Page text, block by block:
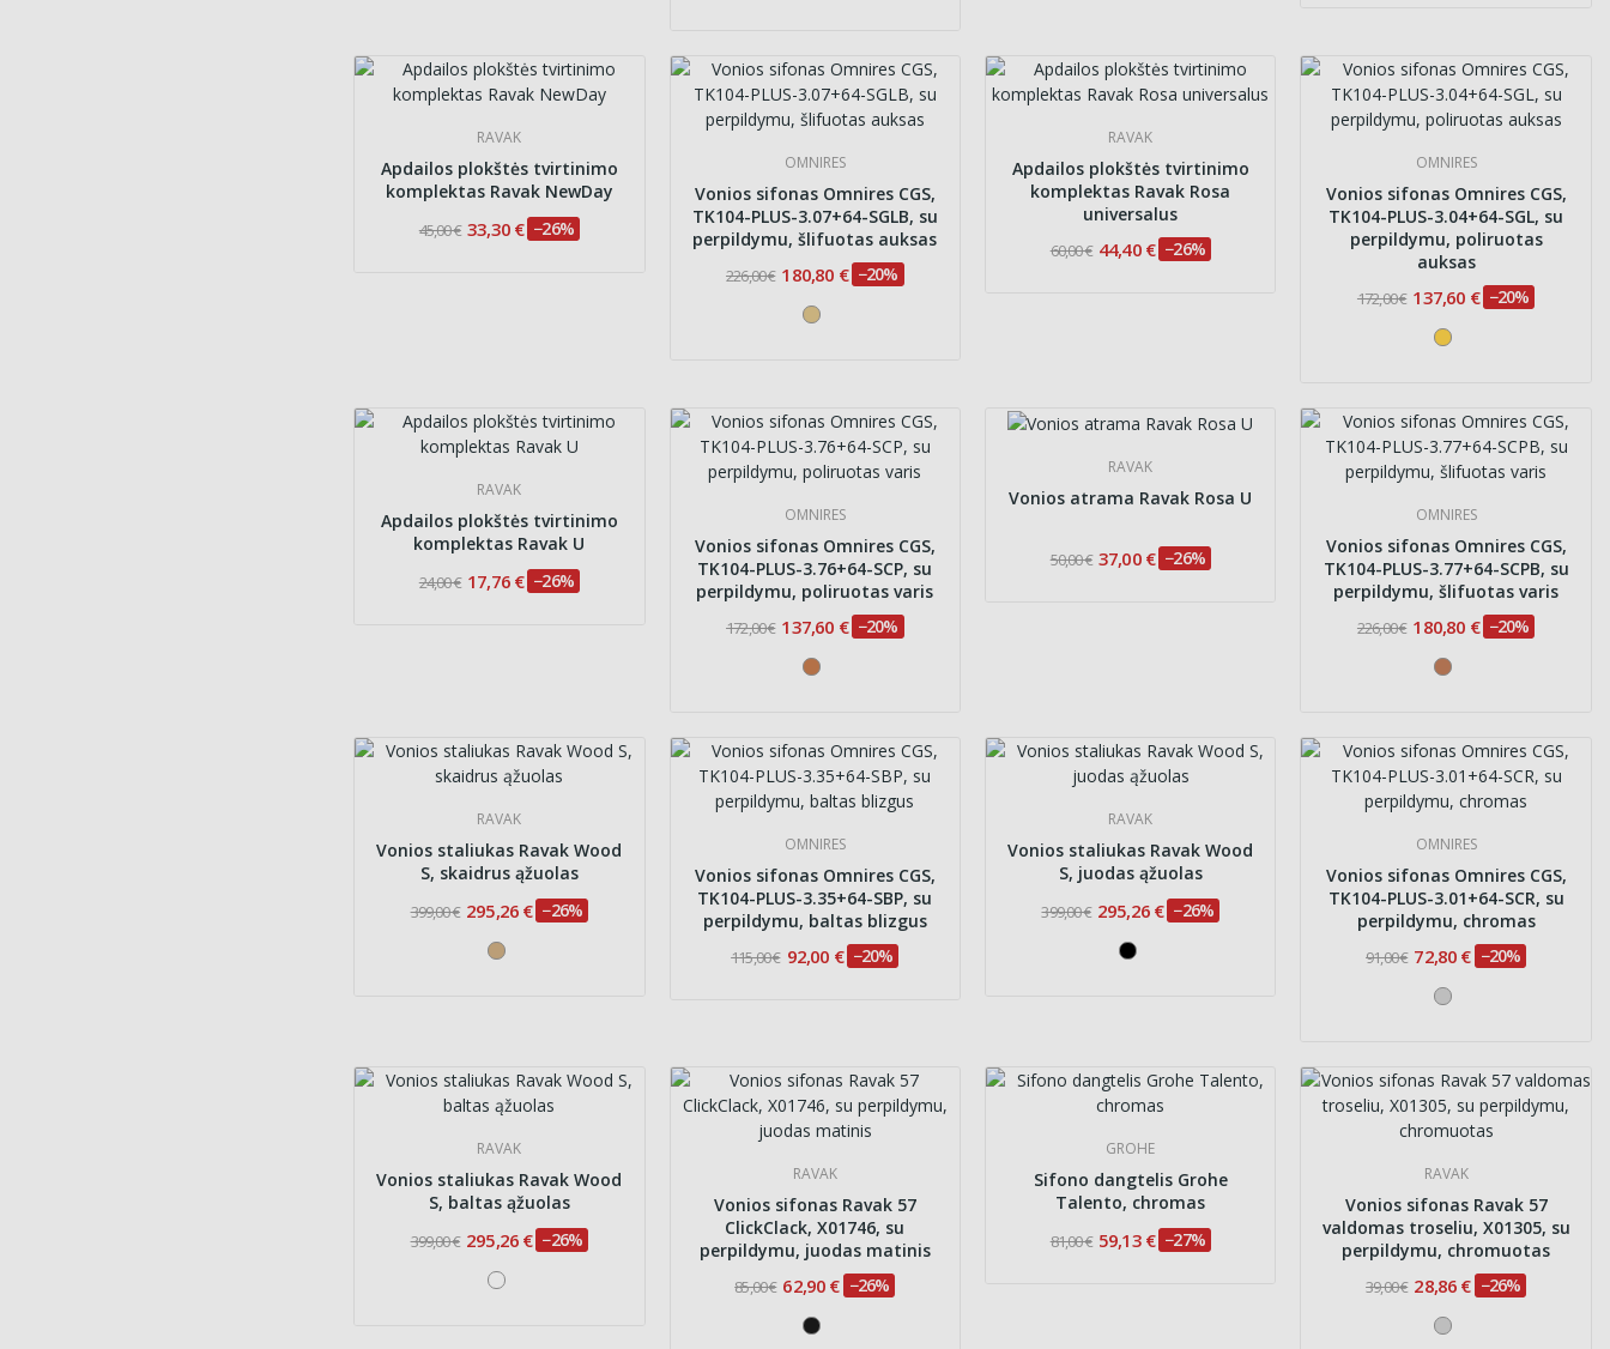
RAVAK
Apdailos plokštės tvirtinimo
komplektas Ravak NewDay
45,00 € 33,30 € −26%
OMNIRES
Vonios sifonas Omnires CGS,
TK104-PLUS-3.07+64-SGLB, su
perpildymu, šlifuotas auksas
226,00 € 180,80 € −20%
RAVAK
Apdailos plokštės tvirtinimo
komplektas Ravak Rosa
universalus
60,00 € 44,40 € −26%
OMNIRES
Vonios sifonas Omnires CGS,
TK104-PLUS-3.04+64-SGL, su
perpildymu, poliruotas
auksas
172,00 € 137,60 € −20%
RAVAK
Apdailos plokštės tvirtinimo
komplektas Ravak U
24,00 € 17,76 € −26%
OMNIRES
Vonios sifonas Omnires CGS,
TK104-PLUS-3.76+64-SCP, su
perpildymu, poliruotas varis
172,00 € 137,60 € −20%
RAVAK
Vonios atrama Ravak Rosa U
50,00 € 37,00 € −26%
OMNIRES
Vonios sifonas Omnires CGS,
TK104-PLUS-3.77+64-SCPB, su
perpildymu, šlifuotas varis
226,00 € 180,80 € −20%
RAVAK
Vonios staliukas Ravak Wood
S, skaidrus ąžuolas
399,00 € 295,26 € −26%
OMNIRES
Vonios sifonas Omnires CGS,
TK104-PLUS-3.35+64-SBP, su
perpildymu, baltas blizgus
115,00 € 92,00 € −20%
RAVAK
Vonios staliukas Ravak Wood
S, juodas ąžuolas
399,00 € 295,26 € −26%
OMNIRES
Vonios sifonas Omnires CGS,
TK104-PLUS-3.01+64-SCR, su
perpildymu, chromas
91,00 € 72,80 € −20%
RAVAK
Vonios staliukas Ravak Wood
S, baltas ąžuolas
399,00 € 295,26 € −26%
RAVAK
Vonios sifonas Ravak 57
ClickClack, X01746, su
perpildymu, juodas matinis
85,00 € 62,90 € −26%
GROHE
Sifono dangtelis Grohe
Talento, chromas
81,00 € 59,13 € −27%
RAVAK
Vonios sifonas Ravak 57
valdomas troseliu, X01305, su
perpildymu, chromuotas
39,00 € 28,86 € −26%